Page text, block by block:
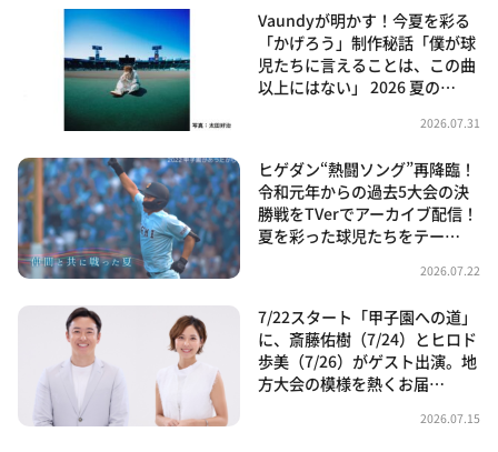
Vaundyが明かす！今夏を彩る
「かげろう」制作秘話「僕が球
児たちに言えることは、この曲
以上にはない」 2026 夏の…
2026.07.31
ヒゲダン“熱闘ソング”再降臨！
令和元年からの過去5大会の決
勝戦をTVerでアーカイブ配信！
夏を彩った球児たちをテー…
2026.07.22
7/22スタート「甲子園への道」
に、斎藤佑樹（7/24）とヒロド
歩美（7/26）がゲスト出演。地
方大会の模様を熱くお届…
2026.07.15